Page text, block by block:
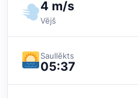
4 m/s
Vējš
Saullēkts
05:37